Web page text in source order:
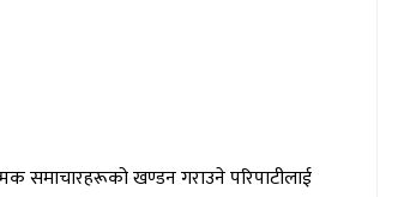
समाचारहरूको खण्डन गराउने परिपाटीलाई